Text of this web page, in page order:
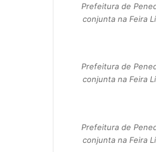
Prefeitura de
conjunta na Feira
Prefeitura de
conjunta na Feira
Prefeitura de
conjunta na Feira